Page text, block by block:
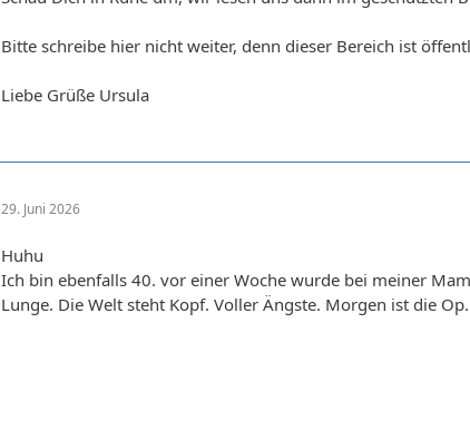
Bitte schreibe hier nicht weiter, denn dieser Bereich ist
Liebe Grüße Ursula
29. Juni 2026
Huhu
Ich bin ebenfalls 40. vor einer Woche wurde bei meiner
Lunge. Die Welt steht Kopf. Voller Ängste. Morgen ist die